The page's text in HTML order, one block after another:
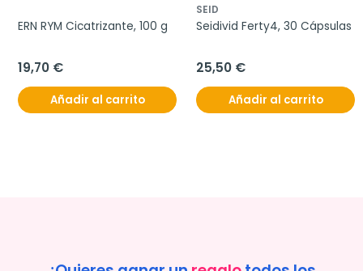
ERN RYM Cicatrizante, 100 g
19,70 €
Añadir al carrito
SEID
Seidivid Ferty4, 30 Cápsulas
25,50 €
Añadir al carrito